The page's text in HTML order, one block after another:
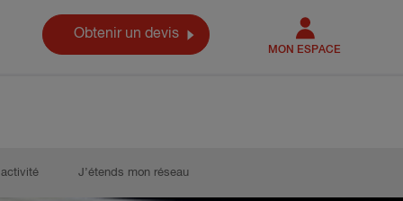
Obtenir un devis
MON ESPACE
J’étends mon réseau